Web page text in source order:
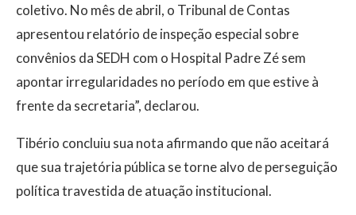
coletivo. No mês de abril, o Tribunal de Contas
apresentou relatório de inspeção especial sobre
convênios da SEDH com o Hospital Padre Zé sem
apontar irregularidades no período em que estive à
frente da secretaria”, declarou.
Tibério concluiu sua nota afirmando que não aceitará
que sua trajetória pública se torne alvo de perseguição
política travestida de atuação institucional.